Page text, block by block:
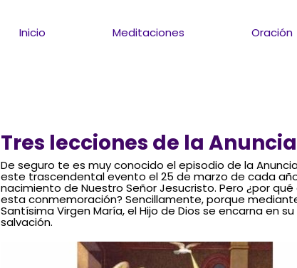
Inicio Meditaciones Oración
Tres lecciones de la
De seguro te es muy conocido el episodio de la
este trascendental evento el 25 de marzo de cada
nacimiento de Nuestro Señor Jesucristo. Pero ¿por
esta conmemoración? Sencillamente, porque
Santísima Virgen María, el Hijo de Dios se encarna en
salvación.